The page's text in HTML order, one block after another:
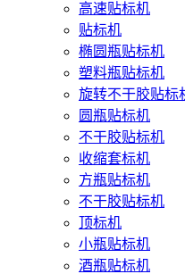
高速贴标机
贴标机
椭圆瓶贴标机
塑料瓶贴标机
旋转不干胶贴标
圆瓶贴标机
不干胶贴标机
收缩套标机
方瓶贴标机
不干胶贴标机
顶标机
小瓶贴标机
酒瓶贴标机